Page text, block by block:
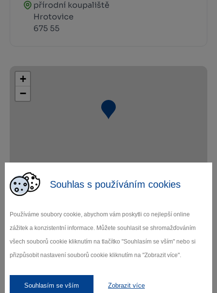
Souhlas s používáním cookies
Používáme soubory cookie, abychom vám poskytli co nejlepší online
zážitek a konzistentní informace. Můžete souhlasit se shromažďováním
všech souborů cookie kliknutím na tlačítko "Souhlasím se vším" nebo si
přizpůsobit nastavení souborů cookie kliknutím na "Zobrazit více".
Souhlasím se vším Zobrazit více
přírodní koupaliště
Hrotovice
675 55
+
−
Zamilujte si Vysočinu
o novinkách.